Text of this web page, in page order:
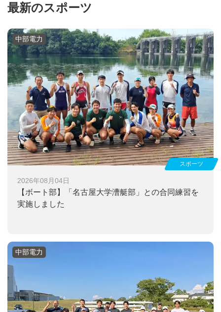
最新のスポーツ
2026年08月04日
【ボート部】
「名古屋大学漕艇部」との合同練習を
実施しました
スポーツ
中部電力
中部電力